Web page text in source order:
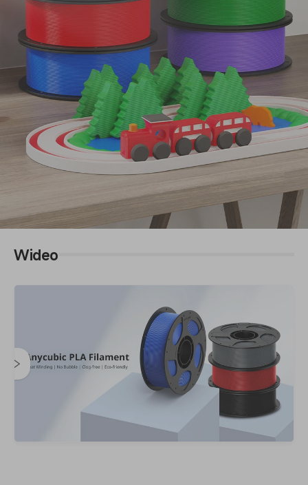
Precyzyjnie nawinięte | Bez pęcherzyków powietrza | Żywe
kolory | Ekologiczne | Inteligentna identyfikacja
Wideo